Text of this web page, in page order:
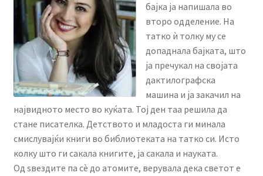
бајка ја напишала во
второ одделение. На
татко ѝ толку му се
допаднала бајката, што
ја пречукал на својата
дактилографска
машина и ја закачил на
највидното место во куќата. Тој ден таа решила да
стане писателка. Детството и младоста ги минала
смислувајќи книги во библиотеката на татко си. Исто
колку што ги сакала книгите, ја сакала и науката.
Од ѕвездите па сè до атомите, верувала дека светот е